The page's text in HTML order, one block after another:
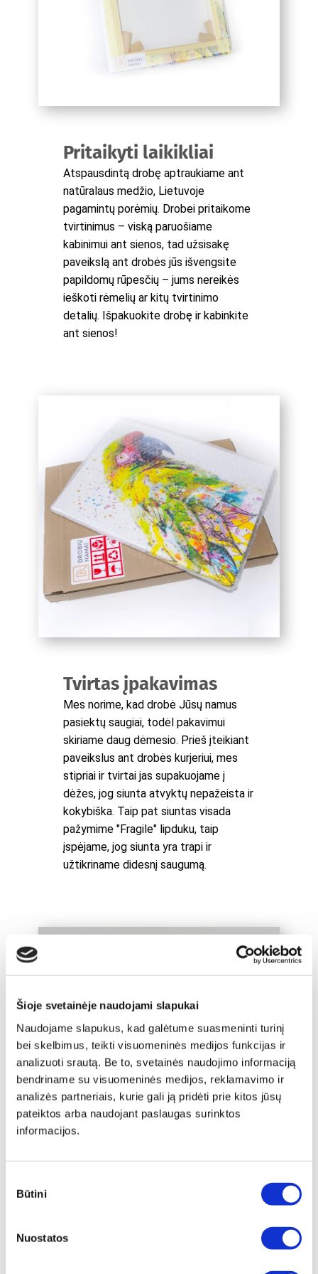
Šioje svetainėje naudojami slapukai
Naudojame slapukus, kad galėtume suasmeninti turinį
bei skelbimus, teikti visuomeninės medijos funkcijas ir
analizuoti srautą. Be to, svetainės naudojimo informaciją
bendriname su visuomeninės medijos, reklamavimo ir
analizės partneriais, kurie gali ją pridėti prie kitos jūsų
pateiktos arba naudojant paslaugas surinktos
informacijos.
pasirinkimas
Būtini
Nuostatos
Pritaikyti laikikliai
Atspausdintą drobę aptraukiame ant
natūralaus medžio, Lietuvoje
pagamintų porėmių. Drobei pritaikome
tvirtinimus – viską paruošiame
kabinimui ant sienos, tad užsisakę
paveikslą ant drobės jūs išvengsite
papildomų rūpesčių – jums nereikės
ieškoti rėmelių ar kitų tvirtinimo
detalių. Išpakuokite drobę ir kabinkite
ant sienos!
Tvirtas įpakavimas
Mes norime, kad drobė Jūsų namus
pasiektų saugiai, todėl pakavimui
skiriame daug dėmesio. Prieš įteikiant
paveikslus ant drobės kurjeriui, mes
stipriai ir tvirtai jas supakuojame į
dėžes, jog siunta atvyktų nepažeista ir
kokybiška. Taip pat siuntas visada
pažymime "Fragile" lipduku, taip
įspėjame, jog siunta yra trapi ir
užtikriname didesnį saugumą.
įrėminimas